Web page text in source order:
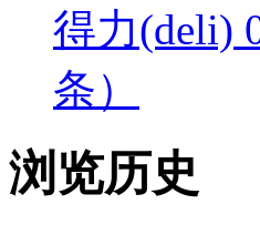
得力(deli)
条）
浏览历史